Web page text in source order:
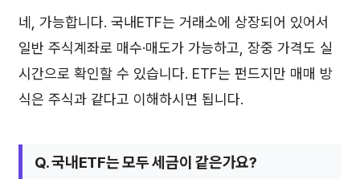
네, 가능합니다. 국내ETF는 거래소에 상장되어 있어서
일반 주식계좌로 매수·매도가 가능하고, 장중 가격도 실
시간으로 확인할 수 있습니다. ETF는 펀드지만 매매 방
식은 주식과 같다고 이해하시면 됩니다.
Q. 국내ETF는 모두 세금이 같은가요?